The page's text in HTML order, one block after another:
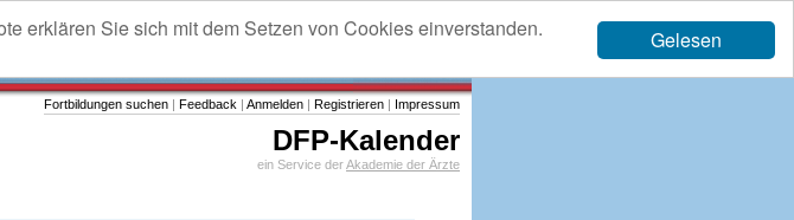
Gelesen
erklären Sie sich mit dem Setzen von Cookies einverstanden.
Fortbildungen suchen | Feedback | Anmelden | Registrieren | Impressum
DFP-Kalender
ein Service derAkademie der Ärzte